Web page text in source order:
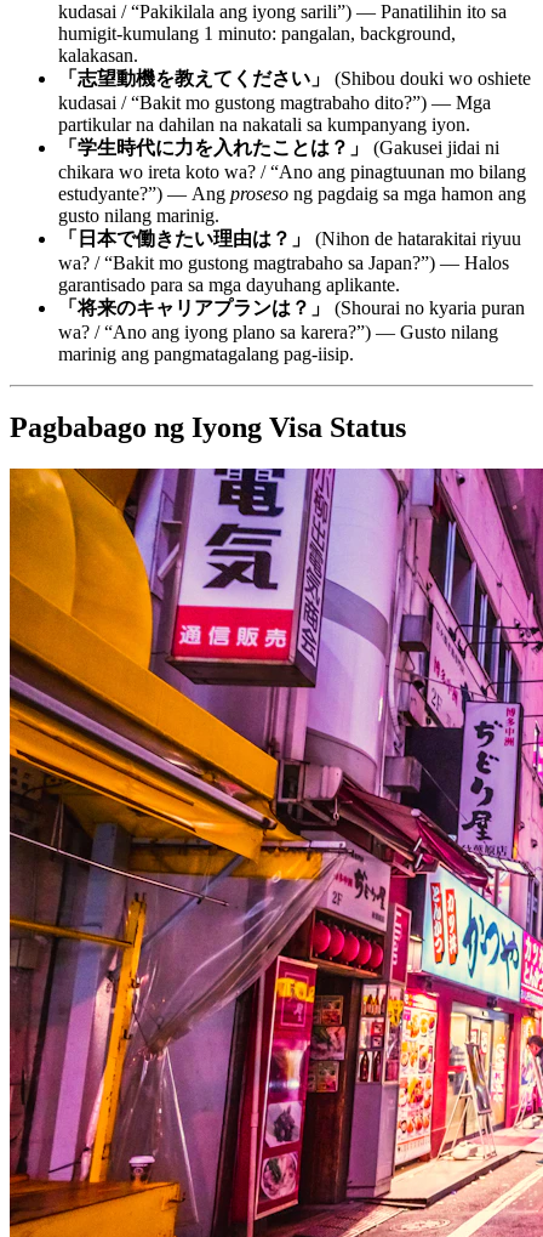
kudasai / “Pakikilala ang iyong sarili”) — Panatilihin ito sa
humigit-kumulang 1 minuto: pangalan, background,
kalakasan.
「志望動機を教えてください」
(Shibou douki wo oshiete
kudasai / “Bakit mo gustong magtrabaho dito?”) — Mga
partikular na dahilan na nakatali sa kumpanyang iyon.
「学生時代に力を入れたことは？」
(Gakusei jidai ni
chikara wo ireta koto wa? / “Ano ang pinagtuunan mo bilang
estudyante?”) — Ang proseso ng pagdaig sa mga hamon ang
gusto nilang marinig.
「日本で働きたい理由は？」
(Nihon de hatarakitai riyuu
wa? / “Bakit mo gustong magtrabaho sa Japan?”) — Halos
garantisado para sa mga dayuhang aplikante.
「将来のキャリアプランは？」
(Shourai no kyaria puran
wa? / “Ano ang iyong plano sa karera?”) — Gusto nilang
marinig ang pangmatagalang pag-iisip.
Pagbabago ng Iyong Visa Status